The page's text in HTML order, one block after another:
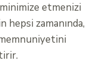
etmenizi
hepsi zamanında,